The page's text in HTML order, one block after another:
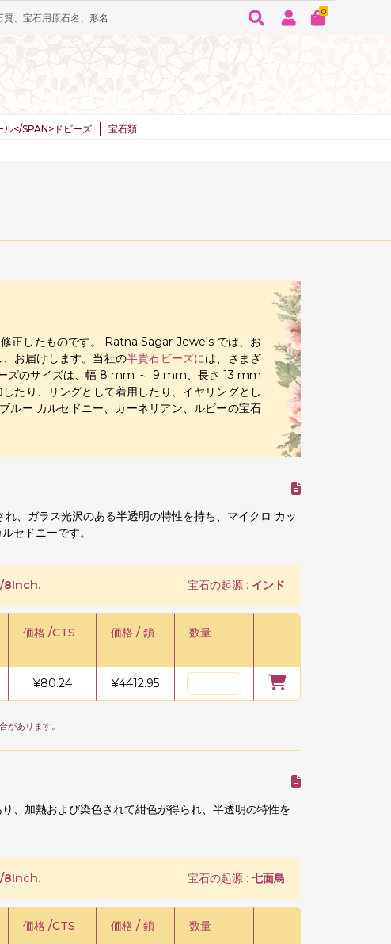
0
</SPAN>ドビーズ 宝石類
正したものです。 Ratna Sagar Jewels では、お
お届けします。当社の半貴石ビーズには、さまざ
ズのサイズは、幅 8 mm ～ 9 mm、長さ 13 mm
たり、リングとして着用したり、イヤリングとし
ルー カルセドニー、カーネリアン、ルビーの宝石
、ガラス光沢のある半透明の特性を持ち、マイクロ カッ
セドニーです。
8Inch. 宝石の起源 : インド
価格 /CTS 価格 / 鎖 数量
¥80.24 ¥4412.95
があります。
、加熱および染色されて紺色が得られ、半透明の特性を
8Inch. 宝石の起源 : 七面鳥
価格 /CTS 価格 / 鎖 数量